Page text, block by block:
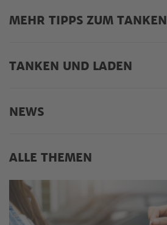
MEHR TIPPS ZUM TANKEN
TANKEN UND LADEN
NEWS
ALLE THEMEN
Alle Themen